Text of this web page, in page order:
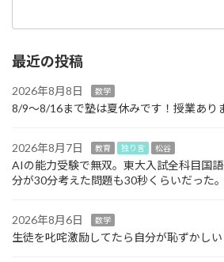
最近の投稿
2026年8月8日 数学
8/9～8/16まで塾は夏休みです！授業あり
2026年8月7日 教育 独り言 松谷
AIの能力受験で無双。東大入試全科目国
分が30分考えた問題も30秒くらいだった。
2026年8月6日 数学
生徒を叱咤激励してたら自分が恥ずかしい